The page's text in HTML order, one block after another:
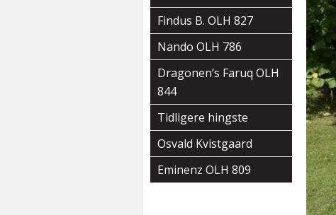
Findus B. OLH 827
Nando OLH 786
Dragonen’s Faruq OLH
844
Tidligere hingste
Osvald Kvistgaard
Eminenz OLH 809